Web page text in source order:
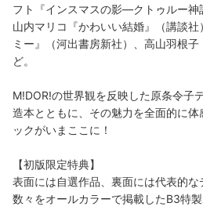
フト『インスマスの影―クトゥルー神
山内マリコ『かわいい結婚』（講談社
ミー』（河出書房新社）、高山羽根
ど。
M!DOR!の世界観を反映した原条令子
造本とともに、その魅力を全面的に
ックがいまここに！
【初版限定特典】
表面には自選作品、裏面には代表的
数々をオールカラーで掲載したB3特製